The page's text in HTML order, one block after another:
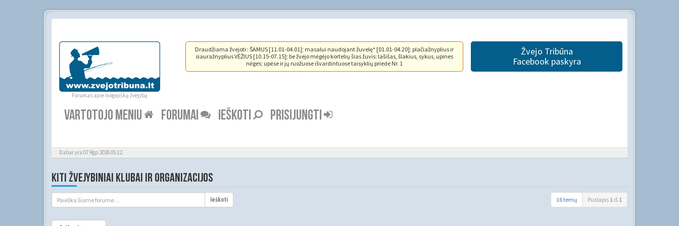
Forumas apie mėgėjišką žvejybą
Draudžiama žvejoti : ŠAMUS [11.01-04.01]; masalui naudojant žuvelę* [01.01-04.20]; plačiažnyplius ir
siauražnyplius VĖŽIUS [10.15-07.15]; be žvejo mėgėjo kortelių šias žuvis: lašišas, šlakius, sykus, upines
nėges; upėse ir jų ruožuose išvardintuose taisyklių priede Nr. 1
Žvejo Tribūna
Facebook paskyra
VARTOTOJO MENIU FORUMAI IEŠKOTI PRISIJUNGTI
Dabar yra 07 Rgp 2026 05:12
KITI ŽVEJYBINIAI KLUBAI IR ORGANIZACIJOS
Ieškoti 16 temų Puslapis 1 iš 1